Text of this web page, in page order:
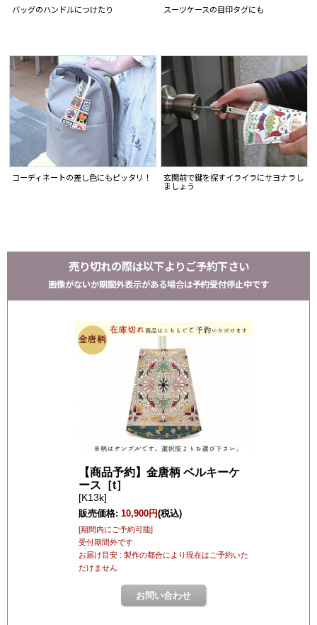
バッグのハンドルにつけたり スーツケースの目印タグにも
コーディネートの差し色にもピッタリ！
玄関前で鍵を探すイライラにサヨナラし
ましょう
売り切れの際は以下よりご予約下さい
画像がないか期間外表示がある場合は予約受付停止中です